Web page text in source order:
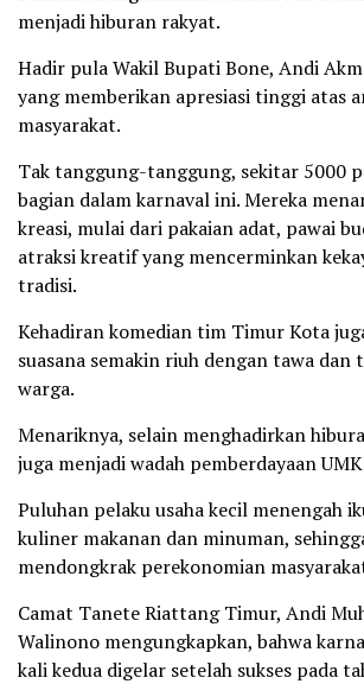
menjadi hiburan rakyat.
Hadir pula Wakil Bupati Bone, Andi
yang memberikan apresiasi tinggi atas
masyarakat.
Tak tanggung-tanggung, sekitar 5000
bagian dalam karnaval ini. Mereka
kreasi, mulai dari pakaian adat, pawai
atraksi kreatif yang mencerminkan
tradisi.
Kehadiran komedian tim Timur Kota
suasana semakin riuh dengan tawa dan
warga.
Menariknya, selain menghadirkan
juga menjadi wadah pemberdayaan
Puluhan pelaku usaha kecil menengah
kuliner makanan dan minuman,
mendongkrak perekonomian
Camat Tanete Riattang Timur, Andi
Walinono mengungkapkan, bahwa
kali kedua digelar setelah sukses pada